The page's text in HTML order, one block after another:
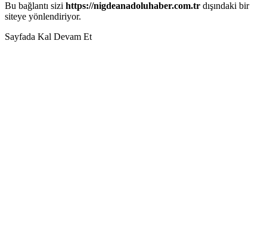
Bu bağlantı sizi https://nigdeanadoluhaber.com.tr dışındaki bir
siteye yönlendiriyor.
Sayfada Kal Devam Et